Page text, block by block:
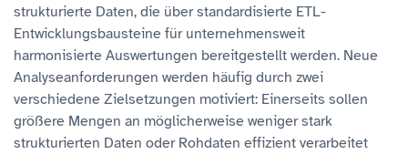
strukturierte Daten, die über standardisierte ETL-
Entwicklungsbausteine für unternehmensweit
harmonisierte Auswertungen bereitgestellt werden. Neue
Analyseanforderungen werden häufig durch zwei
verschiedene Zielsetzungen motiviert: Einerseits sollen
größere Mengen an möglicherweise weniger stark
strukturierten Daten oder Rohdaten effizient verarbeitet